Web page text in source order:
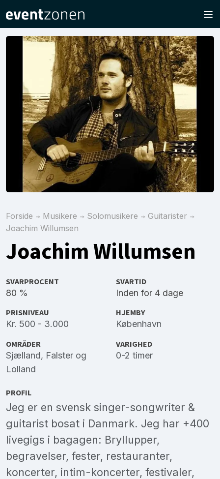
Forside Musikere Solomusikere
Guitarister
Joachim Willumsen
Joachim Willumsen
SVARPROCENT
80 %
SVARTID
Inden for 4 dage
PRISNIVEAU
Kr. 500 - 3.000
HJEMBY
København
OMRÅDER
Sjælland, Falster og
Lolland
VARIGHED
0-2 timer
PROFIL
Jeg er en svensk singer-songwriter &
guitarist bosat i Danmark. Jeg har +400
livegigs i bagagen: Bryllupper,
begravelser, fester, restauranter,
koncerter, intim-koncerter, festivaler,